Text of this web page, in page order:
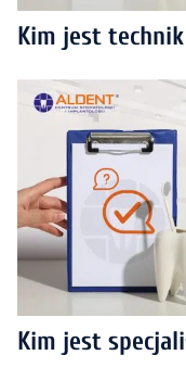
Kim jest
Kim jest